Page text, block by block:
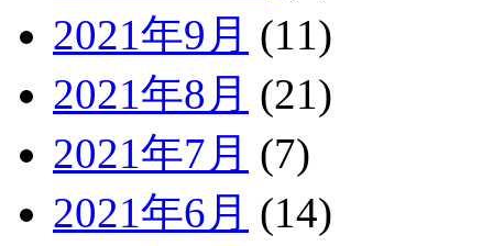
2021年9月 (11)
2021年8月 (21)
2021年7月 (7)
2021年6月 (14)